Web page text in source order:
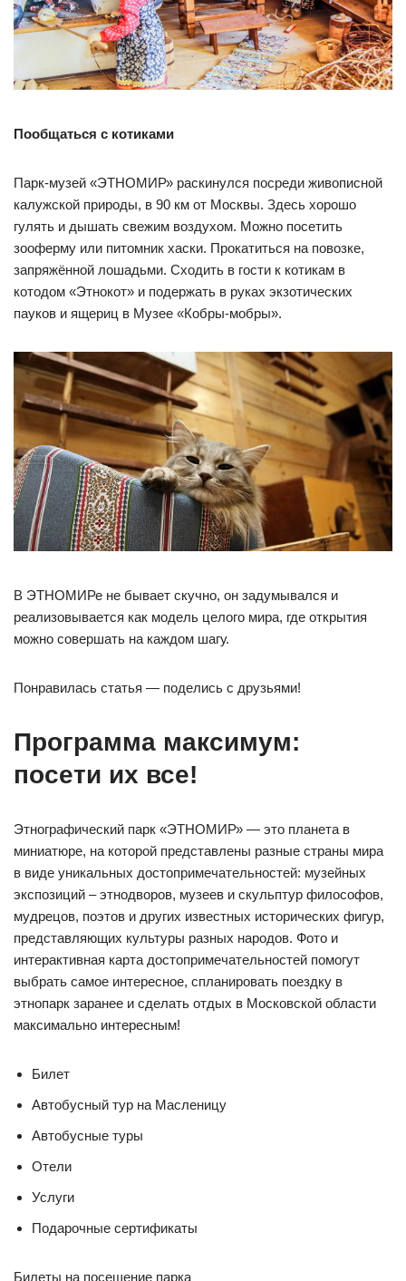
Пообщаться с котиками
Парк-музей «ЭТНОМИР» раскинулся посреди живописной
калужской природы, в 90 км от Москвы. Здесь хорошо
гулять и дышать свежим воздухом. Можно посетить
зооферму или питомник хаски. Прокатиться на повозке,
запряжённой лошадьми. Сходить в гости к котикам в
котодом «Этнокот» и подержать в руках экзотических
пауков и ящериц в Музее «Кобры-мобры».
В ЭТНОМИРе не бывает скучно, он задумывался и
реализовывается как модель целого мира, где открытия
можно совершать на каждом шагу.
Понравилась статья — поделись с друзьями!
Программа максимум:
посети их все!
Этнографический парк «ЭТНОМИР» — это планета в
миниатюре, на которой представлены разные страны мира
в виде уникальных достопримечательностей: музейных
экспозиций – этнодворов, музеев и скульптур философов,
мудрецов, поэтов и других известных исторических фигур,
представляющих культуры разных народов. Фото и
интерактивная карта достопримечательностей помогут
выбрать самое интересное, спланировать поездку в
этнопарк заранее и сделать отдых в Московской области
максимально интересным!
Билет
Автобусный тур на Масленицу
Автобусные туры
Отели
Услуги
Подарочные сертификаты
Билеты на посещение парка